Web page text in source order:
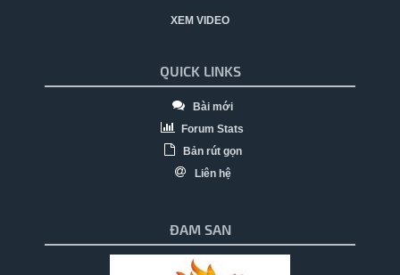
XEM VIDEO
QUICK LINKS
Bài mới
Forum Stats
Bản rút gọn
Liên hệ
ĐAM SAN